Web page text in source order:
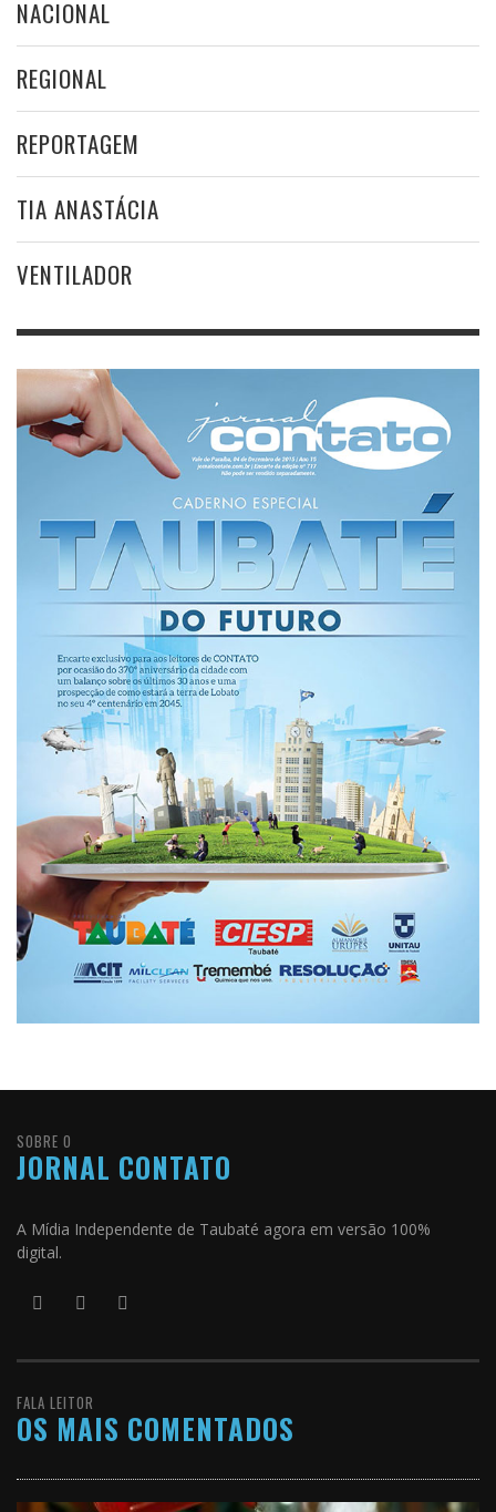
NACIONAL
REGIONAL
REPORTAGEM
TIA ANASTÁCIA
VENTILADOR
SOBRE O
JORNAL CONTATO
A Mídia Independente de Taubaté agora em versão 100%
digital.
FALA LEITOR
OS MAIS COMENTADOS